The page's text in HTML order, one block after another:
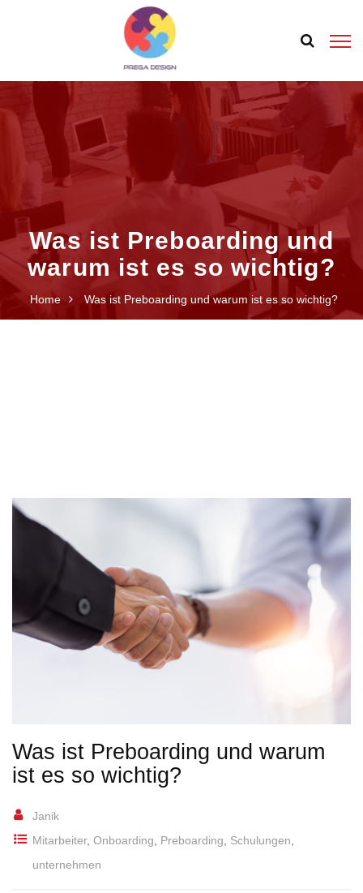
Was ist Preboarding und
warum ist es so wichtig?
Home Was ist Preboarding und warum ist es so wichtig?
Was ist Preboarding und warum
ist es so wichtig?
Janik
Mitarbeiter, Onboarding Preboarding Schulungen
unternehmen